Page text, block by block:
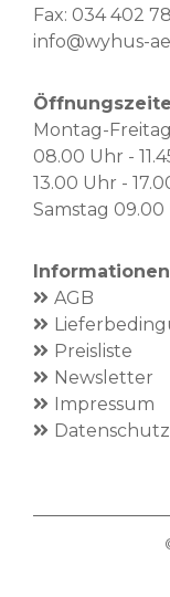
Fax: 034 402
info@wyhus-
Montag-Freitag
08.00 Uhr -
13.00 Uhr -
Samstag 09.00
Informationen
AGB
Preisliste
Newsletter
Impressum